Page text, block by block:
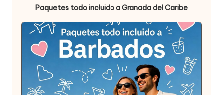
Paquetes todo incluido a Granada del Caribe